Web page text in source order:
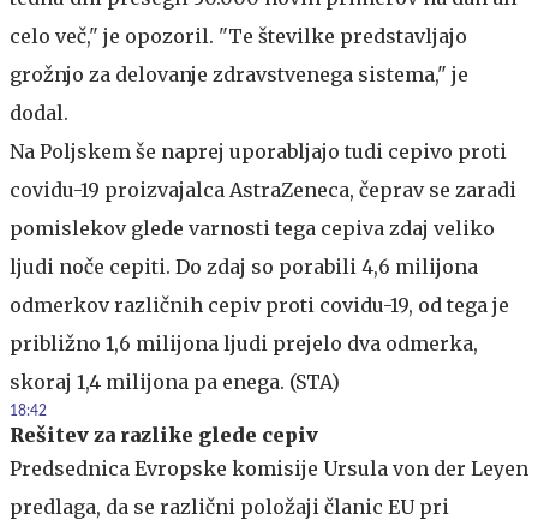
celo več," je opozoril. "Te številke predstavljajo
grožnjo za delovanje zdravstvenega sistema," je
dodal.
Na Poljskem še naprej uporabljajo tudi cepivo proti
covidu-19 proizvajalca AstraZeneca, čeprav se zaradi
pomislekov glede varnosti tega cepiva zdaj veliko
ljudi noče cepiti. Do zdaj so porabili 4,6 milijona
odmerkov različnih cepiv proti covidu-19, od tega je
približno 1,6 milijona ljudi prejelo dva odmerka,
skoraj 1,4 milijona pa enega. (STA)
18:42
Rešitev za razlike glede cepiv
Predsednica Evropske komisije Ursula von der Leyen
predlaga, da se različni položaji članic EU pri